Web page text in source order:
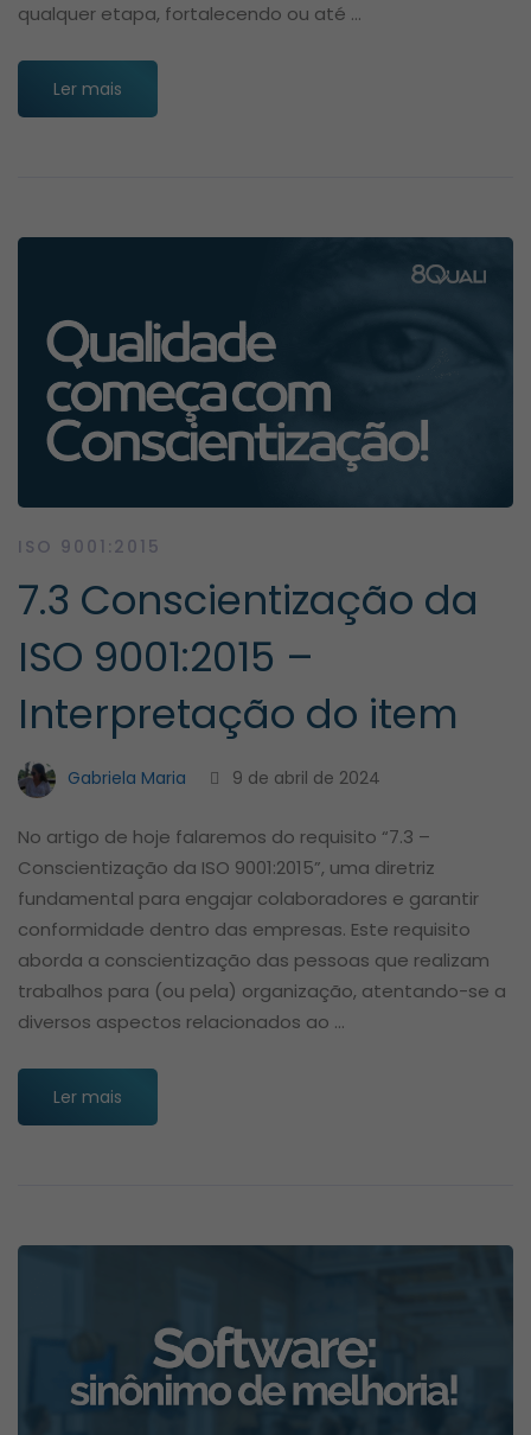
qualquer etapa, fortalecendo ou até …
Ler mais
ISO 9001:2015
7.3 Conscientização da
ISO 9001:2015 –
Interpretação do item
Gabriela Maria 9 de abril de 2024
No artigo de hoje falaremos do requisito “7.3 –
Conscientização da ISO 9001:2015”, uma diretriz
fundamental para engajar colaboradores e garantir
conformidade dentro das empresas. Este requisito
aborda a conscientização das pessoas que realizam
trabalhos para (ou pela) organização, atentando-se a
diversos aspectos relacionados ao …
Ler mais